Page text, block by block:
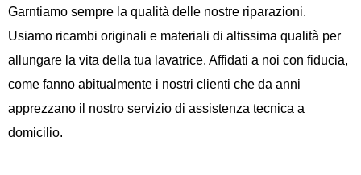
Garntiamo sempre la qualità delle nostre riparazioni.
Usiamo ricambi originali e materiali di altissima qualità per
allungare la vita della tua lavatrice. Affidati a noi con fiducia,
come fanno abitualmente i nostri clienti che da anni
apprezzano il nostro servizio di assistenza tecnica a
domicilio.